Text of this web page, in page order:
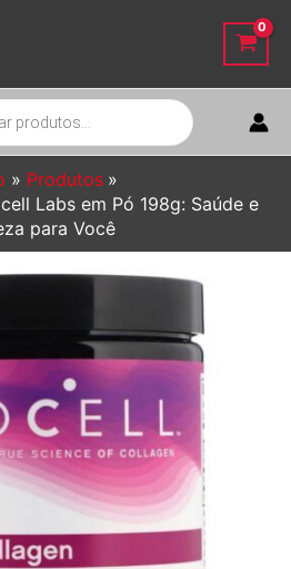
Produtos
Labs em Pó 198g: Saúde e
para Você